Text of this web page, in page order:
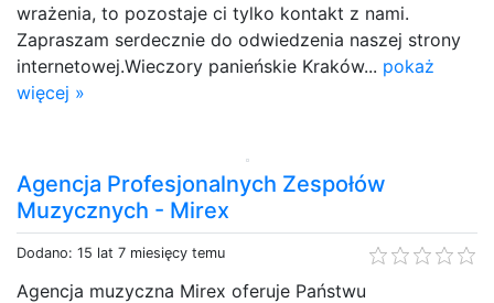
wrażenia, to pozostaje ci tylko kontakt z nami.
Zapraszam serdecznie do odwiedzenia naszej strony
internetowej.Wieczory panieńskie Kraków... pokaż
więcej »
Agencja Profesjonalnych Zespołów
Muzycznych - Mirex
Dodano: 15 lat 7 miesięcy temu
Agencja muzyczna Mirex oferuje Państwu